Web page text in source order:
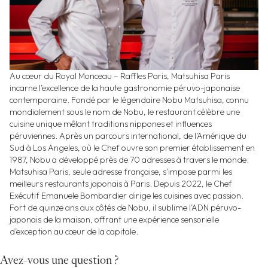
Au cœur du Royal Monceau – Raffles Paris, Matsuhisa Paris
incarne l’excellence de la haute gastronomie péruvo-japonaise
contemporaine. Fondé par le légendaire Nobu Matsuhisa, connu
mondialement sous le nom de Nobu, le restaurant célèbre une
cuisine unique mêlant traditions nippones et influences
péruviennes. Après un parcours international, de l’Amérique du
Sud à Los Angeles, où le Chef ouvre son premier établissement en
1987, Nobu a développé près de 70 adresses à travers le monde.
Matsuhisa Paris, seule adresse française, s’impose parmi les
meilleurs restaurants japonais à Paris. Depuis 2022, le Chef
Exécutif Emanuele Bombardier dirige les cuisines avec passion.
Fort de quinze ans aux côtés de Nobu, il sublime l’ADN péruvo-
japonais de la maison, offrant une expérience sensorielle
d’exception au cœur de la capitale.
Avez-vous une question ?